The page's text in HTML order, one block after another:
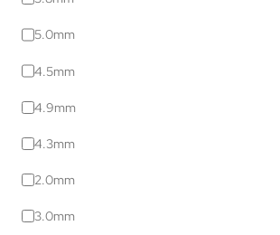
5.0mm
4.5mm
4.9mm
4.3mm
2.0mm
3.0mm